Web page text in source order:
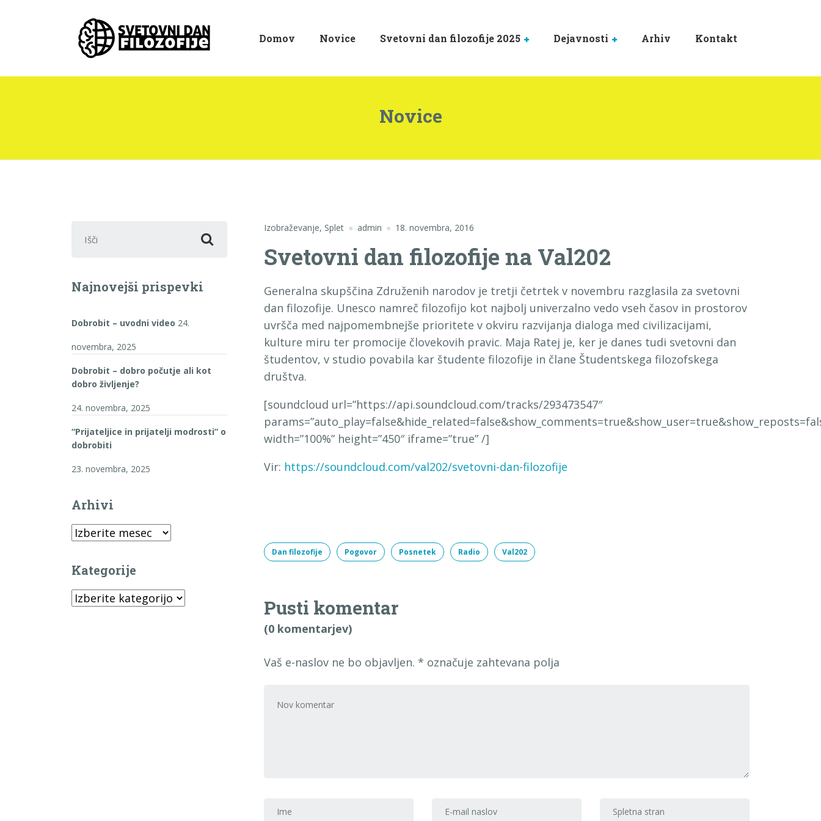
Domov Novice Svetovni dan filozofije 2025 Dejavnosti Arhiv Kontakt
Novice
Izobraževanje, Splet admin 18. novembra, 2016
Svetovni dan filozofije na Val202
Generalna skupščina Združenih narodov je tretji četrtek v novembru razglasila za svetovni
dan filozofije. Unesco namreč filozofijo kot najbolj univerzalno vedo vseh časov in prostorov
uvršča med najpomembnejše prioritete v okviru razvijanja dialoga med civilizacijami,
kulture miru ter promocije človekovih pravic. Maja Ratej je, ker je danes tudi svetovni dan
študentov, v studio povabila kar študente filozofije in člane Študentskega filozofskega
društva.
[soundcloud url=”https://api.soundcloud.com/tracks/293473547″
width=”100%” height=”450″ iframe=”true” /]
Vir: https://soundcloud.com/val202/svetovni-dan-filozofije
Dan filozofije Pogovor Posnetek Radio Val202
Pusti komentar
(0 komentarjev)
Vaš e-naslov ne bo objavljen. * označuje zahtevana polja
Ime in priimek E-mail naslov Spletna stran
Najnovejši prispevki
Dobrobit – uvodni video 24.
novembra, 2025
Dobrobit – dobro počutje ali kot
dobro življenje?
24. novembra, 2025
“Prijateljice in prijatelji modrosti” o
dobrobiti
23. novembra, 2025
Arhivi
Arhivi
Kategorije
Kategorije